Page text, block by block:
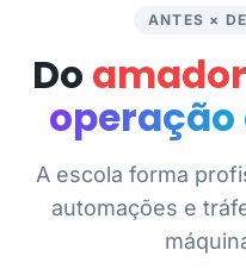
ANTES ×
Do
A escola forma
automações e